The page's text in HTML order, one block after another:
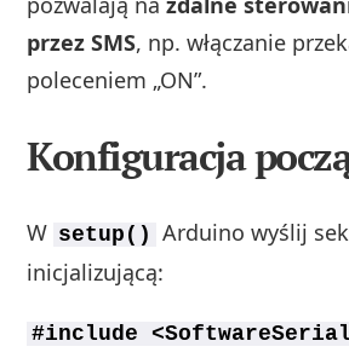
przez SMS, np. włączanie
poleceniem „ON”.
Konfiguracja
W setup() Arduino wyślij
inicjalizującą:
#include